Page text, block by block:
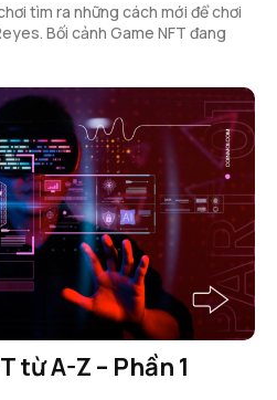
tìm ra những cách mới để chơi
Bối cảnh Game NFT đang
từ A-Z – Phần 1